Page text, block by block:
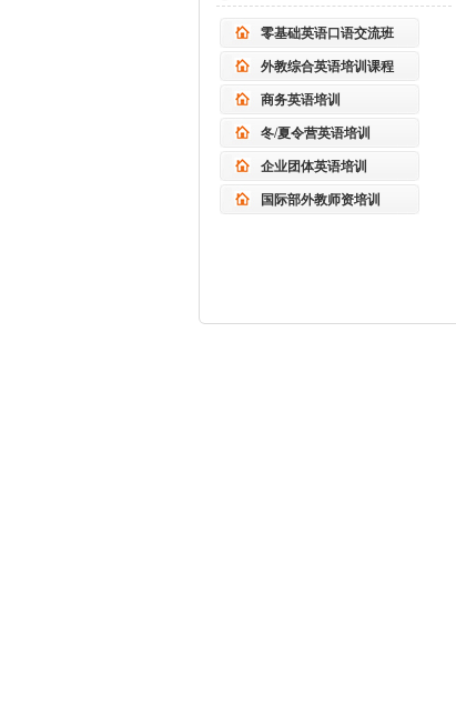
零基础英语口语交流班
外教综合英语培训课程
商务英语培训
冬/夏令营英语培训
企业团体英语培训
国际部外教师资培训